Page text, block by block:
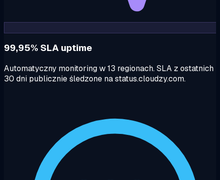
99,95% SLA uptime
Automatyczny monitoring w 13 regionach. SLA z ostatnich
30 dni publicznie śledzone na status.cloudzy.com.